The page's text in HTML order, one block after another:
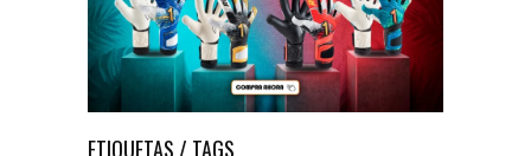
ETIQUETAS / TAGS